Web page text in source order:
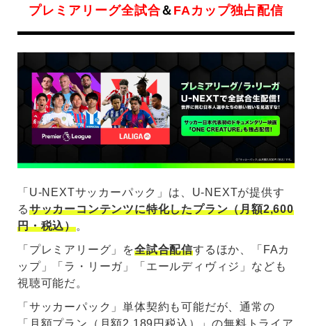
プレミアリーグ全試合＆ FAカップ独占配信
「U-NEXTサッカーパック」は、U-NEXTが提供す
るサッカーコンテンツに特化したプラン（月額2,600
円・税込）。
「プレミアリーグ」を全試合配信するほか、「FAカ
ップ」「ラ・リーガ」「エールディヴィジ」なども
視聴可能だ。
「サッカーパック」単体契約も可能だが、通常の